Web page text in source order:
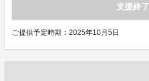
支援終了
ご提供予定時期：2025年10月5日